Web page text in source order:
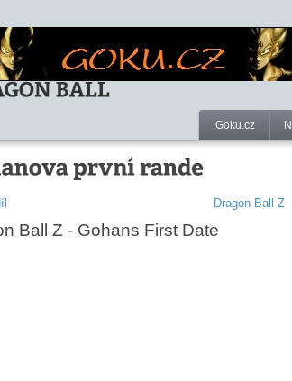
Goku.cz
Dragon Ball Z
Ball Z - Gohans First Date